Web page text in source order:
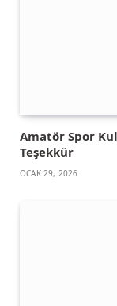
Amatör Spor
Teşekkür
OCAK 29, 2026